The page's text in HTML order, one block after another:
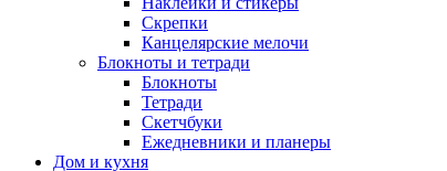
Скрепки
Канцелярские мелочи
Блокноты и тетради
Блокноты
Тетради
Скетчбуки
Ежедневники и планеры
Дом и кухня